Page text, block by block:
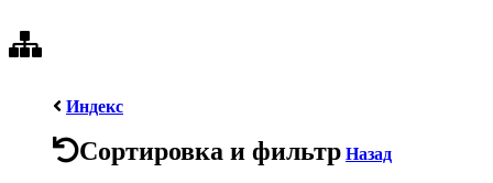
Индекс
Сортировка и фильтр Назад